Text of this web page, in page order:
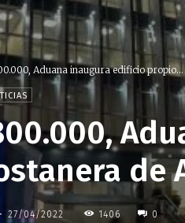
Aduana inaugura edificio propio...
de
27/04/2022 1406 0